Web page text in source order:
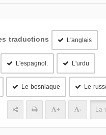
traductions L'anglais
L'espagnol. L'urdu
Le bosniaque Le
+ - La